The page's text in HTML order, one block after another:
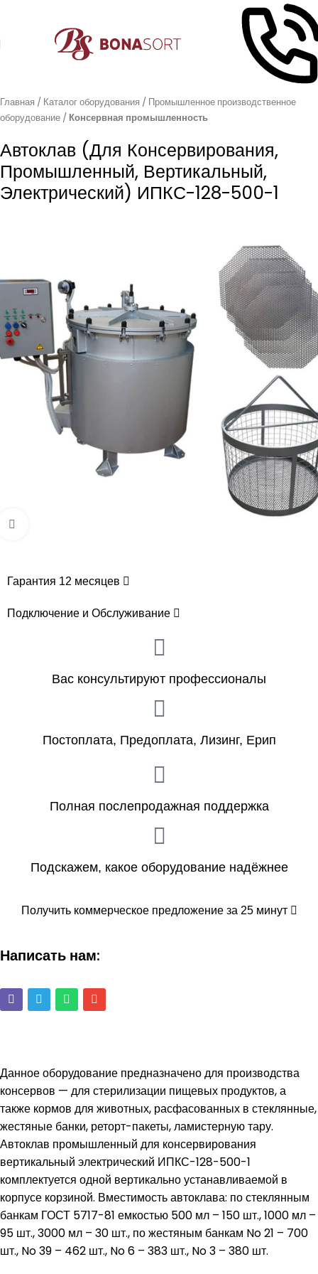
Главная Каталог оборудования
Промышленное производственное
оборудование
Консервная промышленность
Автоклав (для Консервирования,
Промышленный, Вертикальный,
Электрический) ИПКС-128-500-1
Гарантия 12 месяцев
Подключение и Обслуживание
Вас консультируют профессионалы
Постоплата, Предоплата, Лизинг, Ерип
Полная послепродажная поддержка
Подскажем, какое оборудование надёжнее
Получить коммерческое предложение за 25 минут
Написать нам:
Данное оборудование предназначено для производства
консервов — для стерилизации пищевых продуктов, а
также кормов для животных, расфасованных в стеклянные,
жестяные банки, реторт-пакеты, ламистерную тару.
Автоклав промышленный для консервирования
вертикальный электрический ИПКС-128-500-1
комплектуется одной вертикально устанавливаемой в
корпусе корзиной. Вместимость автоклава: по стеклянным
банкам ГОСТ 5717-81 емкостью 500 мл – 150 шт., 1000 мл –
95 шт., 3000 мл – 30 шт., по жестяным банкам No 21 – 700
шт., No 39 – 462 шт., No 6 – 383 шт., No 3 – 380 шт.